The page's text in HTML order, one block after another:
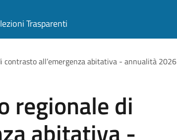
Trasparenti
contrasto all’emergenza abitativa - annualità 2026
regionale di